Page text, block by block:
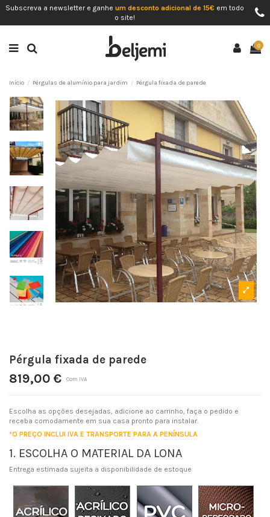
Subscreva a newsletter e ganhe um desconto adicional de 15€ em todo
o site!
0
Início Pérgulas de alumínio para jardim Pérgula fixada de parede
Pérgula fixada de parede
819,00 € Com IVA
Escolha as opções desejadas, adicione ao carrinho, faça o pedido e
receba comodamente em sua casa pronto para instalar.
*O PREÇO INCLUI IVA E TRANSPORTE PARA A PENÍNSULA
1. ESCOLHA O MATERIAL DA LONA
Entrega estimada sujeita a disponibilidade de estoque